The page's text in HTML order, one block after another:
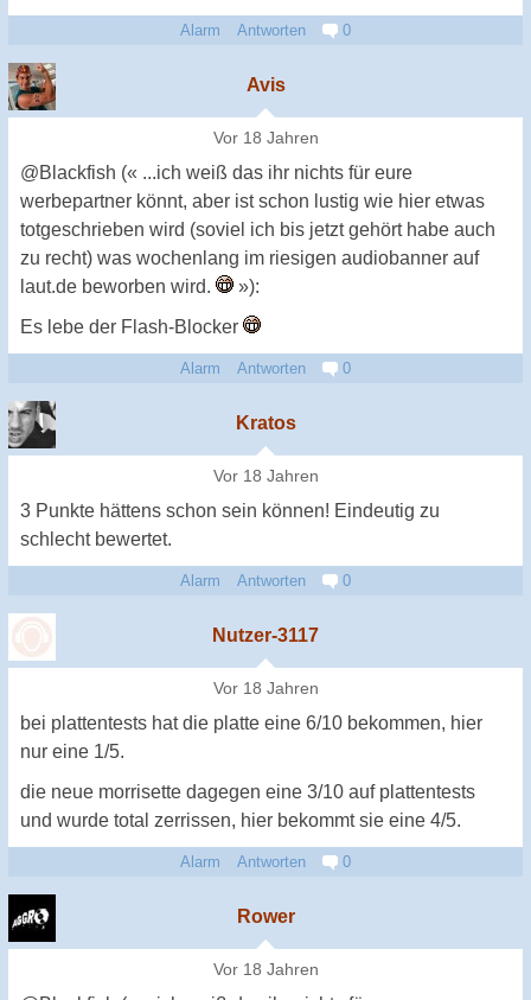
Alarm Antworten 0
Avis
Vor 18 Jahren
@Blackfish (« ...ich weiß das ihr nichts für eure
werbepartner könnt, aber ist schon lustig wie hier etwas
totgeschrieben wird (soviel ich bis jetzt gehört habe auch
zu recht) was wochenlang im riesigen audiobanner auf
laut.de beworben wird.
»):
Es lebe der Flash-Blocker
Alarm Antworten 0
Kratos
Vor 18 Jahren
3 Punkte hättens schon sein können! Eindeutig zu
schlecht bewertet.
Alarm Antworten 0
Nutzer-3117
Vor 18 Jahren
bei plattentests hat die platte eine 6/10 bekommen, hier
nur eine 1/5.
die neue morrisette dagegen eine 3/10 auf plattentests
und wurde total zerrissen, hier bekommt sie eine 4/5.
Alarm Antworten 0
Rower
Vor 18 Jahren